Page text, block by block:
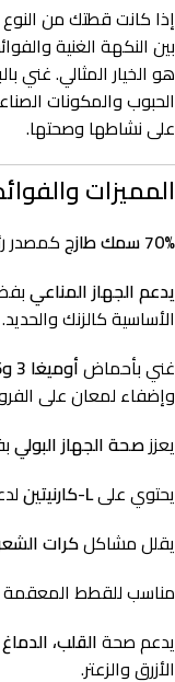
إذا كانت قطتك من
بين النكهة الغنية
هو الخيار المثالي. غني
الحبوب والمكونات
على نشاطها وصحتها.
المميزات
70% سمك طازج
كمصدر
يدعم الجهاز المناعي
الأساسية كالزنك والحديد.
غني بأحماضأوميغا 3 و6
وإضفاء لمعان على
يعززصحة الجهاز البولي
يحتوي علىL-كارنيتين
يقلل مشاكلكرات
مناسب للقطط المعقمة
يدعم صحةالقلب،
الأزرق والزعتر.